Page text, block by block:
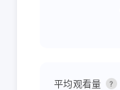
平均观看量 ?